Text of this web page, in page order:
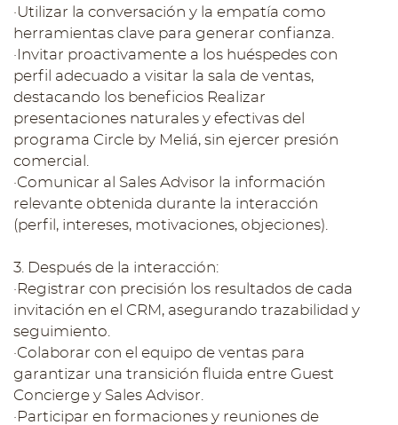
·Utilizar la conversación y la empatía como
herramientas clave para generar confianza.
·Invitar proactivamente a los huéspedes con
perfil adecuado a visitar la sala de ventas,
destacando los beneficios Realizar
presentaciones naturales y efectivas del
programa Circle by Meliá, sin ejercer presión
comercial.
·Comunicar al Sales Advisor la información
relevante obtenida durante la interacción
(perfil, intereses, motivaciones, objeciones).
3. Después de la interacción:
·Registrar con precisión los resultados de cada
invitación en el CRM, asegurando trazabilidad y
seguimiento.
·Colaborar con el equipo de ventas para
garantizar una transición fluida entre Guest
Concierge y Sales Advisor.
·Participar en formaciones y reuniones de